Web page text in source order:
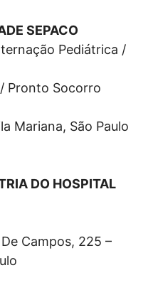
SEPACO
Pediátrica /
Pronto Socorro
Mariana, São Paulo
DO HOSPITAL
Campos, 225 –